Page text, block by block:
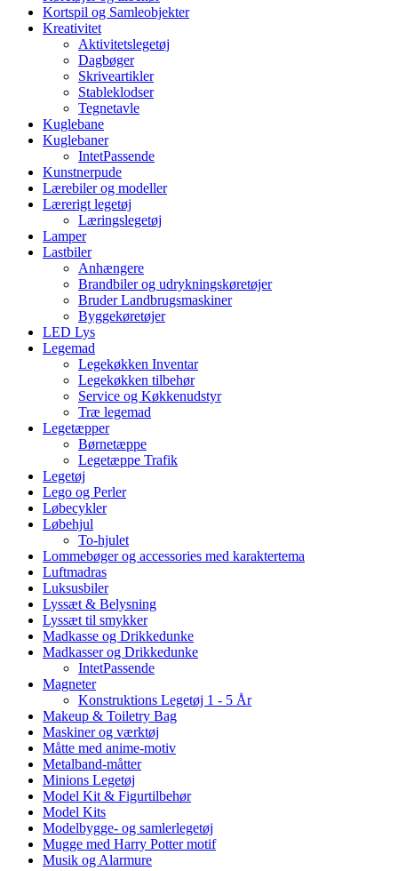
Kortspil og Samleobjekter
Kreativitet
Aktivitetslegetøj
Dagbøger
Skriveartikler
Stableklodser
Tegnetavle
Kuglebane
Kuglebaner
IntetPassende
Kunstnerpude
Lærebiler og modeller
Lærerigt legetøj
Læringslegetøj
Lamper
Lastbiler
Anhængere
Brandbiler og udrykningskøretøjer
Bruder Landbrugsmaskiner
Byggekøretøjer
LED Lys
Legemad
Legekøkken Inventar
Legekøkken tilbehør
Service og Køkkenudstyr
Træ legemad
Legetæpper
Børnetæppe
Legetæppe Trafik
Legetøj
Lego og Perler
Løbecykler
Løbehjul
To-hjulet
Lommebøger og accessories med karaktertema
Luftmadras
Luksusbiler
Lyssæt & Belysning
Lyssæt til smykker
Madkasse og Drikkedunke
Madkasser og Drikkedunke
IntetPassende
Magneter
Konstruktions Legetøj 1 - 5 År
Makeup & Toiletry Bag
Maskiner og værktøj
Måtte med anime-motiv
Metalband-måtter
Minions Legetøj
Model Kit & Figurtilbehør
Model Kits
Modelbygge- og samlerlegetøj
Mugge med Harry Potter motif
Musik og Alarmure